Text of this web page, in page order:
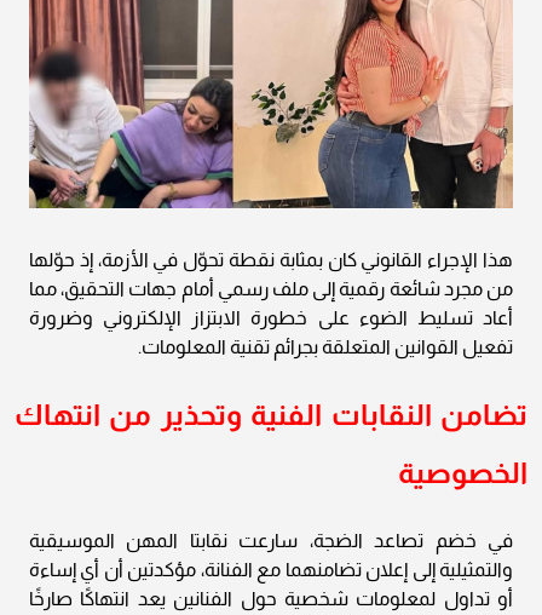
هذا الإجراء القانوني كان بمثابة نقطة تحوّل في الأزمة، إذ حوّلها
من مجرد شائعة رقمية إلى ملف رسمي أمام جهات التحقيق، مما
أعاد تسليط الضوء على خطورة الابتزاز الإلكتروني وضرورة
تفعيل القوانين المتعلقة بجرائم تقنية المعلومات.
تضامن النقابات الفنية وتحذير من انتهاك
الخصوصية
في خضم تصاعد الضجة، سارعت نقابتا المهن الموسيقية
والتمثيلية إلى إعلان تضامنهما مع الفنانة، مؤكدتين أن أي إساءة
أو تداول لمعلومات شخصية حول الفنانين يعد انتهاكًا صارخًا